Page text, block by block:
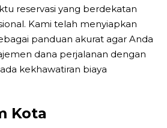
reservasi yang berdekatan
Kami telah menyiapkan
panduan akurat agar Anda
dana perjalanan dengan
kekhawatiran biaya
Kota